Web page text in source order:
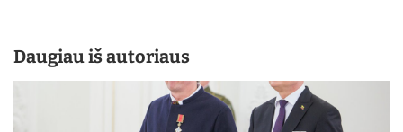
Daugiau iš autoriaus